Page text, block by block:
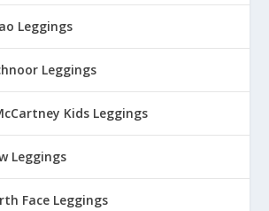
Leggings
Leggings
Kids Leggings
Leggings
Face Leggings